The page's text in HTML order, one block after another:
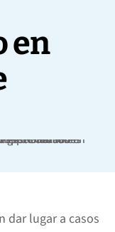
en
dar lugar a casos